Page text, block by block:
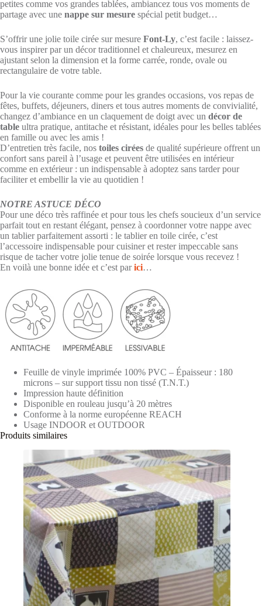
petites comme vos grandes tablées, ambiancez tous vos moments de
partage avec une nappe sur mesure spécial petit budget…
S’offrir une jolie toile cirée sur mesure Font-Ly, c’est facile : laissez-
vous inspirer par un décor traditionnel et chaleureux, mesurez en
ajustant selon la dimension et la forme carrée, ronde, ovale ou
rectangulaire de votre table.
Pour la vie courante comme pour les grandes occasions, vos repas de
fêtes, buffets, déjeuners, diners et tous autres moments de convivialité,
changez d’ambiance en un claquement de doigt avec un décor de
table ultra pratique, antitache et résistant, idéales pour les belles tablées
en famille ou avec les amis !
D’entretien très facile, nos toiles cirées de qualité supérieure offrent un
confort sans pareil à l’usage et peuvent être utilisées en intérieur
comme en extérieur : un indispensable à adoptez sans tarder pour
faciliter et embellir la vie au quotidien !
NOTRE ASTUCE DÉCO
Pour une déco très raffinée et pour tous les chefs soucieux d’un service
parfait tout en restant élégant, pensez à coordonner votre nappe avec
un tablier parfaitement assorti : le tablier en toile cirée, c’est
l’accessoire indispensable pour cuisiner et rester impeccable sans
risque de tacher votre jolie tenue de soirée lorsque vous recevez !
En voilà une bonne idée et c’est parici…
Feuille de vinyle imprimée 100% PVC – Épaisseur : 180
microns – sur support tissu non tissé (T.N.T.)
Impression haute définition
Disponible en rouleau jusqu’à 20 mètres
Conforme à la norme européenne REACH
Usage INDOOR et OUTDOOR
Produits similaires